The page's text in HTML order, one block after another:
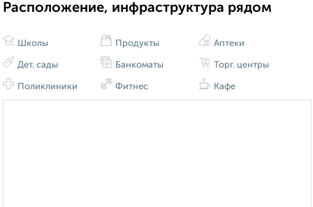
Расположение, инфраструктура рядом
Школы
Дет. сады
Поликлиники
Продукты
Банкоматы
Фитнес
Аптеки
Торг. центры
Кафе